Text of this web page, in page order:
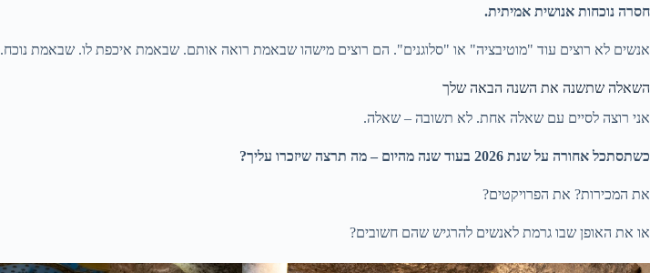
חסרה נוכחות אנושית אמיתית.
אנשים לא רוצים עוד "מוטיבציה" או "סלוגנים". הם רוצים מישהו שבאמת רואה אותם. שבאמת איכפת לו. שבאמת נוכח.
השאלה שתשנה את השנה הבאה שלך
אני רוצה לסיים עם שאלה אחת. לא תשובה – שאלה.
כשתסתכל אחורה על שנת 2026 בעוד שנה מהיום – מה תרצה שיזכרו עליך?
את המכירות? את הפרויקטים?
או את האופן שבו גרמת לאנשים להרגיש שהם חשובים?